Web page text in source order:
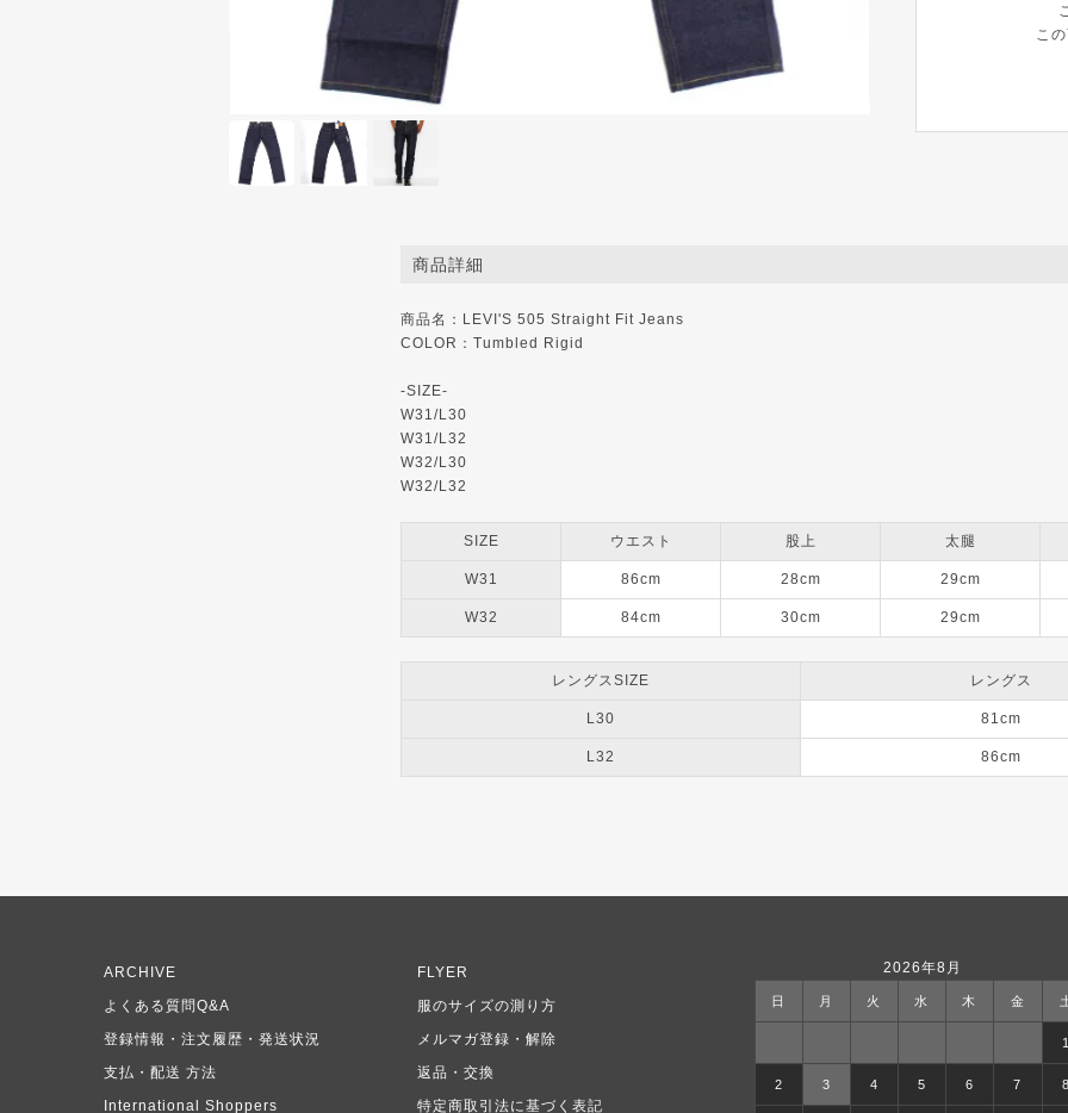
商品詳細
商品名：LEVI'S 505 Straight Fit Jeans
COLOR：Tumbled Rigid
-SIZE-
W31/L30
W31/L32
W32/L30
W32/L32
SIZE ウエスト 股上 太腿
W31 86cm 28cm 29cm
W32 84cm 30cm 29cm
レングスSIZE レングス
L30 81cm
L32 86cm
こ
2026年8月
日 月 火 水 木 金
1
2 3 4 5 6 7 8
ARCHIVE
FLYER
よくある質問Q&A
服のサイズの測り方
登録情報・注文履歴・発送状況
メルマガ登録・解除
支払・配送 方法
返品・交換
International Shoppers
特定商取引法に基づく表記